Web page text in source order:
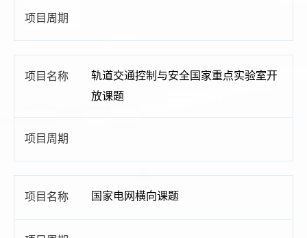
轨道交通控制与安全国家重点实验室开
放课题
国家电网横向课题